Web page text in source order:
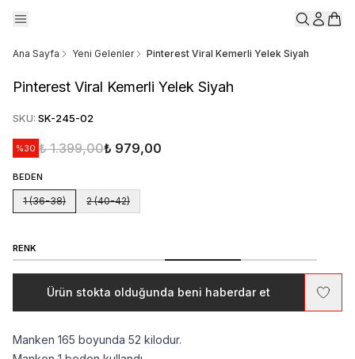
Ana Sayfa Yeni Gelenler Pinterest Viral Kemerli Yelek Siyah
Pinterest Viral Kemerli Yelek Siyah
SKU: SK-245-02
%30 ₺ 1.399,00₺ 979,00
BEDEN
1 (36-38) 2 (40-42)
RENK
Ürün stokta olduğunda beni haberdar et
Manken 165 boyunda 52 kilodur.